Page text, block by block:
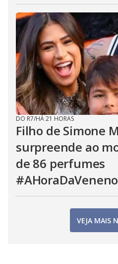
DO R7/HÁ 21 HORAS
Filho de Simone
surpreende ao
de 86 perfumes
VEJA MAIS